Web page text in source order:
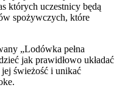
których uczestnicy będą
spożywczych, które
„Lodówka pełna
jak prawidłowo układać
świeżość i unikać